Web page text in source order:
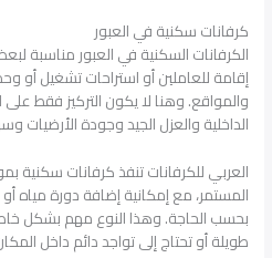
كرفانات سكنية في العبور
الكرفانات السكنية في العبور مناسبة
إقامة للعاملين أو استراحات تشغيل أو
والمواقع. وهنا لا يكون التركيز فقط على
الداخلية والعزل الجيد وجودة الأرضيات
العربي للكرفانات تنفذ كرفانات سكنية
المستمر، مع إمكانية إضافة دورة مياه
بحسب الحاجة. وهذا النوع مهم بشكل
طويلة أو تحتاج إلى تواجد دائم داخل